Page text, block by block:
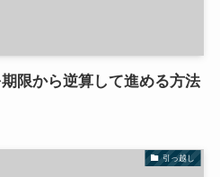
限から逆算して進める方法
引っ越し